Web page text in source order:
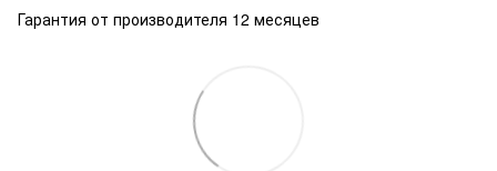
Гарантия от производителя 12 месяцев